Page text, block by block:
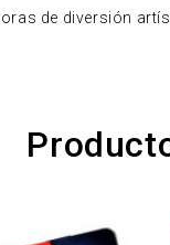
de diversión